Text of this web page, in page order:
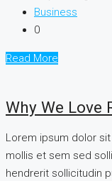
Business
0
Read More
Why We Love
Lorem ipsum dolor
mollis et sem sed
hendrerit sollicitudin